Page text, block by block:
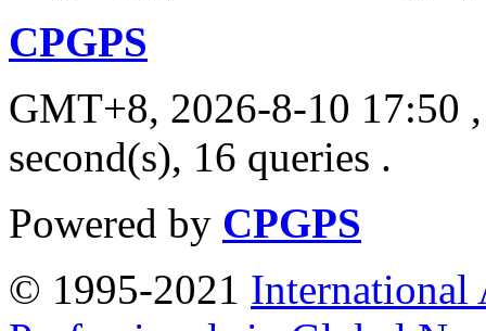
CPGPS
GMT+8, 2026-8-10 17:50
second(s), 16 queries .
Powered by CPGPS
© 1995-2021 International